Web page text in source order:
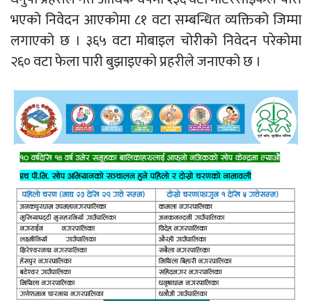
भएको निवेदन आएकोमा ८१ वटा सम्बन्धित व्यक्तिको जिम्मा
लगाएको छ । ३६५ वटा मोबाइल चोरीको निवेदन परेकोमा
२६० वटा फेला पारी बुझाइएको प्रहरीले जनाएको छ ।